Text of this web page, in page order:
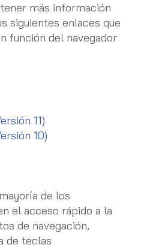
más información
siguientes enlaces que
función del navegador
11)
10)
de los
el acceso rápido a la
de navegación,
de teclas